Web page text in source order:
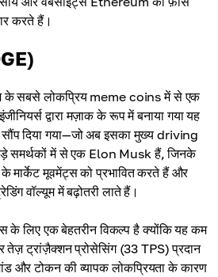
करते हैं।
सबसे लोकप्रिय meme coins में से एक
द्वारा मज़ाक के रूप में बनाया गया यह
सौंप दिया गया—जो अब इसका मुख्य driving
समर्थकों में से एक Elon Musk हैं, जिनके
मूवमेंट्स को प्रभावित करते हैं और
वॉल्यूम में बढ़ोतरी लाते हैं।
लिए एक बेहतरीन विकल्प है क्योंकि यह कम
ट्रांज़ैक्शन प्रोसेसिंग (33 TPS) प्रदान
और टोकन की व्यापक लोकप्रियता के कारण